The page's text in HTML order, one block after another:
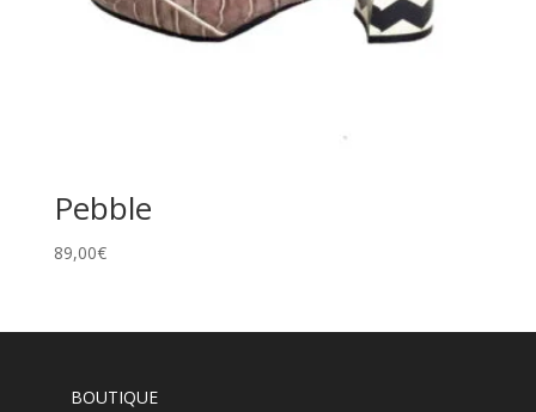
Pebble
89,00€
BOUTIQUE